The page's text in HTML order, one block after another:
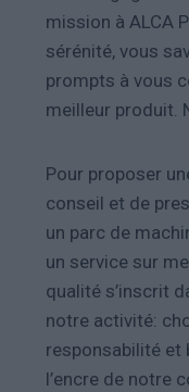
mission à ALCA
sérénité, vous
prompts à vous
meilleur produit.
Pour proposer
conseil et de
un parc de
un service sur
qualité s’inscrit
notre activité:
responsabilité et
l’encre de notre